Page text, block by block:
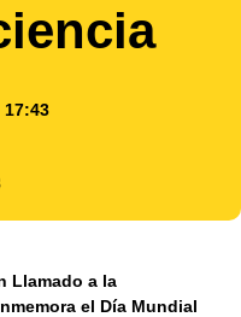
17:43
Llamado a la
el Día Mundial